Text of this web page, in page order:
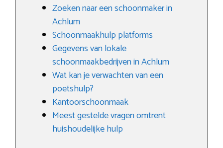
Zoeken naar een schoonmaker in
Achlum
Schoonmaakhulp platforms
Gegevens van lokale
schoonmaakbedrijven in Achlum
Wat kan je verwachten van een
poetshulp?
Kantoorschoonmaak
Meest gestelde vragen omtrent
huishoudelijke hulp